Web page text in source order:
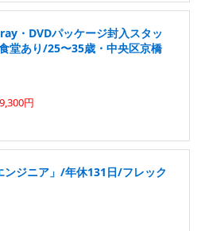
・DVDパッケージ封入スタッ
堂あり/25〜35歳・中央区京橋
円
ンジニア」/年休131日/フレック